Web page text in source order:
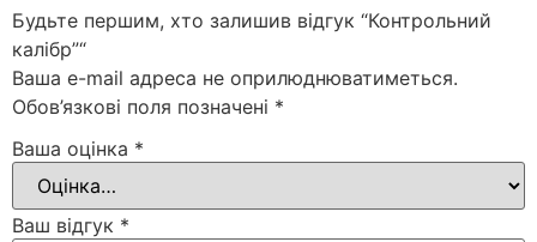
Будьте першим, хто залишив відгук “Контрольний
калібр”“
Ваша e-mail адреса не оприлюднюватиметься.
Обов’язкові поля позначені *
Ваша оцінка *
Ваш відгук *